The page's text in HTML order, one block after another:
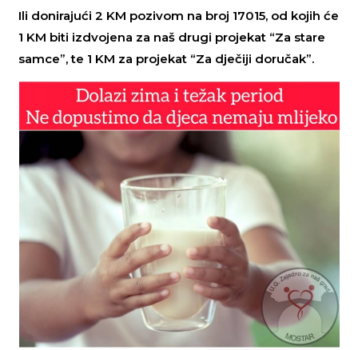
Ili donirajući 2 KM pozivom na broj 17015, od kojih će
1 KM biti izdvojena za naš drugi projekat “Za stare
samce”, te 1 KM za projekat “Za dječiji doručak”.